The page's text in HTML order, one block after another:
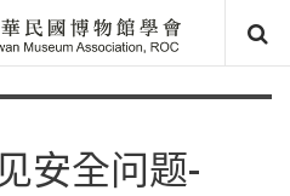
安全问题-